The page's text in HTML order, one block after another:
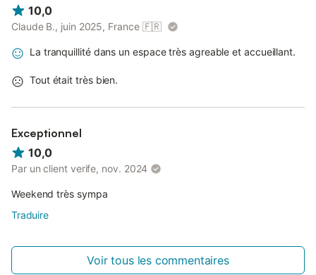
10,0
Claude B., juin 2025, France 🇫🇷
La tranquillité dans un espace très agreable et accueillant.
Tout était très bien.
Exceptionnel
10,0
Par un client verife, nov. 2024
Weekend très sympa
Traduire
Voir tous les commentaires